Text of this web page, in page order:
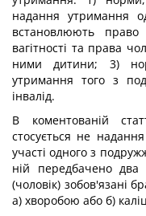
надання утримання
встановлюють
вагітності та права
ними дитини; 3)
утримання того з
інвалід.
В коментованій
стосується не
участі одного з
ній передбачено два
(чоловік) зобов'язані
а) хворобою або б)